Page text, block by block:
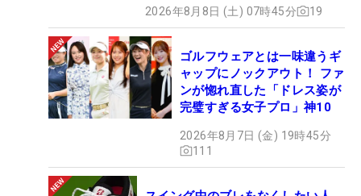
2026年8月8日 (土) 07時45分 19
ゴルフウェアとは一味違うギ
ャップにノックアウト！ ファ
ンが惚れ直した「ドレス姿が
完璧すぎる女子プロ」神10
2026年8月7日 (金) 19時45分
111